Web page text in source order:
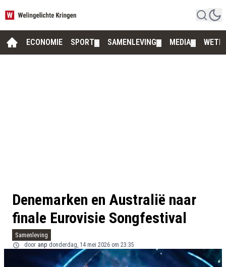
ECONOMIE SPORT SAMENLEVING MEDIA
Denemarken en Australië naar
finale Eurovisie Songfestival
Samenleving
door anp donderdag, 14 mei 2026 om 23:35